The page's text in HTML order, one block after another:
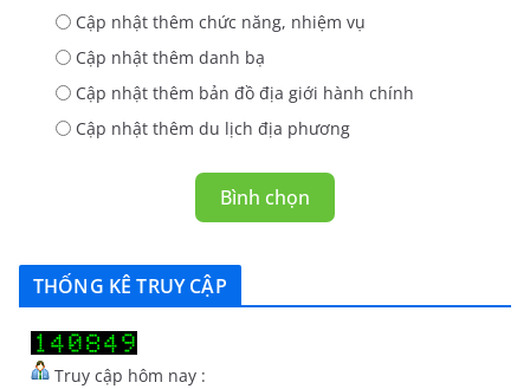
Cập nhật thêm chức năng, nhiệm vụ
Cập nhật thêm danh bạ
Cập nhật thêm bản đồ địa giới hành chính
Cập nhật thêm du lịch địa phương
Bình chọn
THỐNG KÊ TRUY CẬP
Truy cập hôm nay :